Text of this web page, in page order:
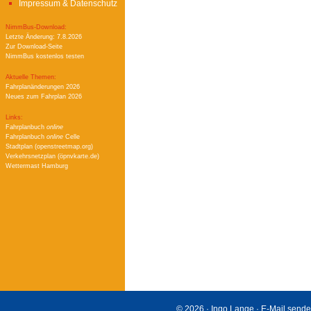
Impressum & Datenschutz
NimmBus-Download:
Letzte Änderung: 7.8.2026
Zur Download-Seite
NimmBus kostenlos testen
Aktuelle Themen:
Fahrplanänderungen 2026
Neues zum Fahrplan 2026
Links:
Fahrplanbuch online
Fahrplanbuch online Celle
Stadtplan (openstreetmap.org)
Verkehrsnetzplan (öpnvkarte.de)
Wettermast Hamburg
© 2026 · Ingo Lange · E-Mail